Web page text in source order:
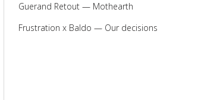
Guerand Retout — Mothearth
Frustration x Baldo — Our decisions